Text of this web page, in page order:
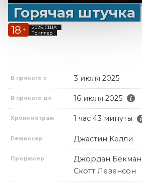
Горячая штучка
18 +
2025, США
Триллер
В прокате с 3 июля 2025
В прокате до 16 июля 2025
Хронометраж 1 час 43 минуты
Режиссер Джастин Келли
Продюсер
Джордан
Скотт Левенсон